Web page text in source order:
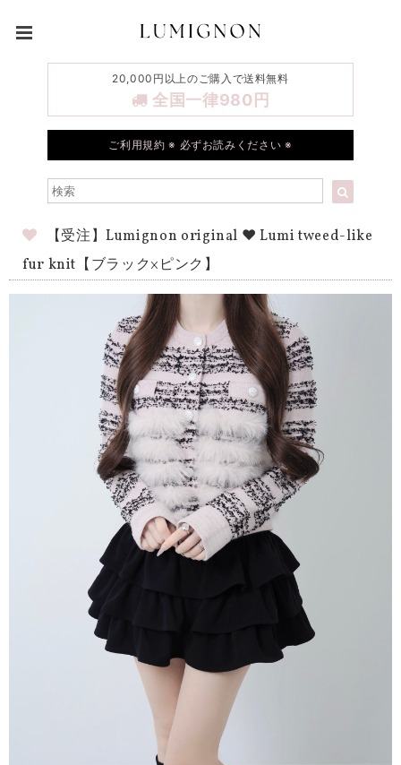
20,000円以上のご購入で送料無料
全国一律980円
ご利用規約 ※ 必ずお読みください ※
【受注】Lumignon original ♥ Lumi tweed-like
fur knit【ブラック×ピンク】